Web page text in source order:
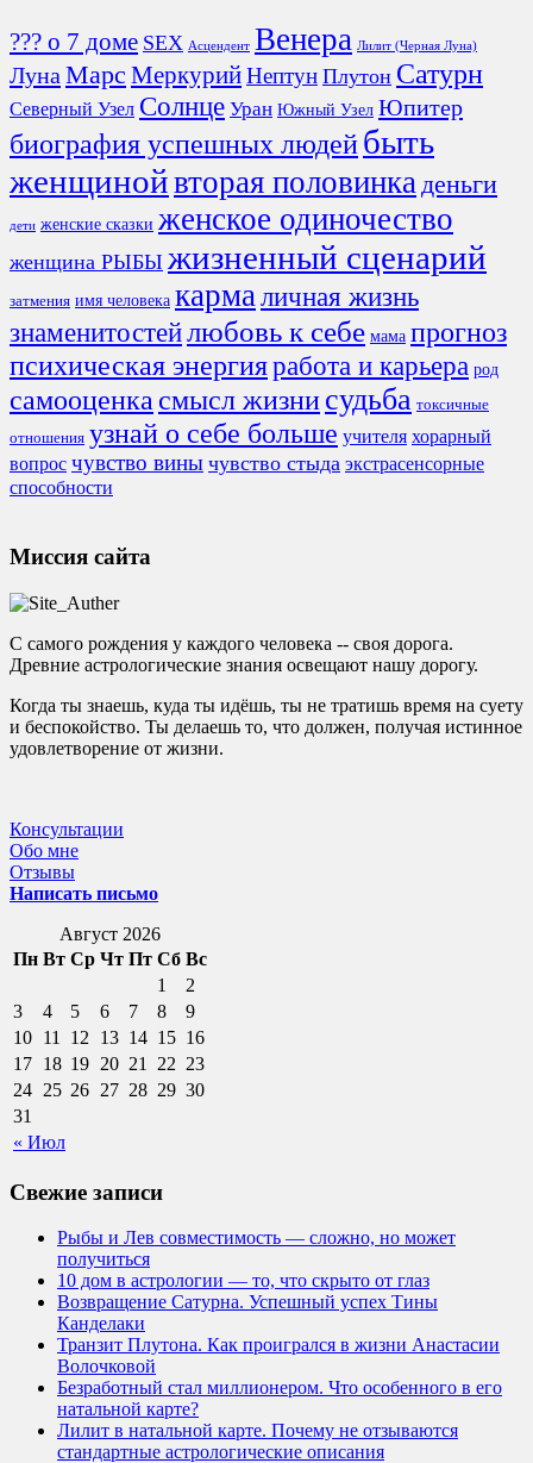
??? о 7 доме SEX Асцендент Венера Лилит (Черная Луна)
ЛунаМарс МеркурийНептун Плутон Сатурн
Северный Узел Солнце Уран Южный Узел Юпитер
биография успешных людейбыть
женщинойвторая половинкаденьги
дети женские сказки женское одиночество
женщина РЫБЫ жизненный сценарий
затмения имя человека кармаличная жизнь
знаменитостейлюбовь к себе мама прогноз
психическая энергияработа и карьера род
самооценкасмысл жизнисудьба токсичные
отношения узнай о себе больше учителя хорарный
вопрос чувство вины чувство стыда экстрасенсорные
способности
Миссия сайта
С самого рождения у каждого человека -- своя дорога.
Древние астрологические знания освещают нашу дорогу.
Когда ты знаешь, куда ты идёшь, ты не тратишь время на суету
и беспокойство. Ты делаешь то, что должен, получая истинное
удовлетворение от жизни.
Консультации
Обо мне
Отзывы
Написать письмо
Август 2026
Пн Вт Ср Чт Пт Сб Вс
« Июл
1
2
3
4 5 6 7 8
9
10 11 12 13 14 15 16
17 18 19 20 21 22 23
24 25 26 27 28 29 30
31
Свежие записи
Рыбы и Лев совместимость — сложно, но может
получиться
10 дом в астрологии — то, что скрыто от глаз
Возвращение Сатурна. Успешный успех Тины
Канделаки
Транзит Плутона. Как проигрался в жизни Анастасии
Волочковой
Безработный стал миллионером. Что особенного в его
натальной карте?
Лилит в натальной карте. Почему не отзываются
стандартные астрологические описания